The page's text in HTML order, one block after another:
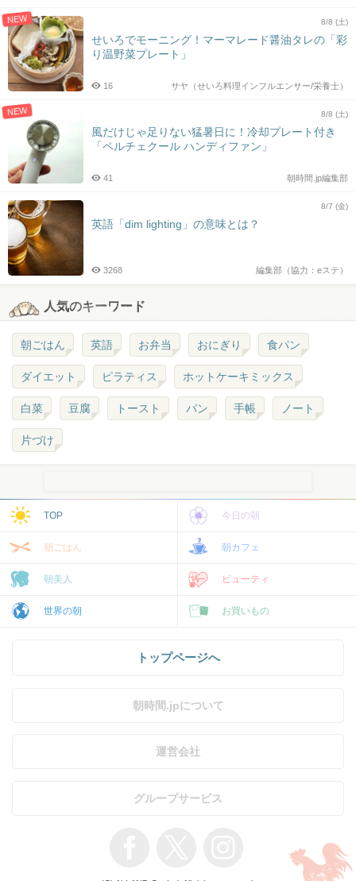
NEW 8/8 (土)
せいろでモーニング！マーマレード醤油タレの「彩
り温野菜プレート」
サヤ（せいろ料理インフルエンサー/栄養士）
16
NEW 8/8 (土)
風だけじゃ足りない猛暑日に！冷却プレート付き
「ペルチェクール ハンディファン」
朝時間.jp編集部
41
8/7 (金)
英語「dim lighting」の意味とは？
編集部（協力：eステ）
3268
人気のキーワード
朝ごはん 英語 お弁当 おにぎり 食パン
ダイエット ピラティス ホットケーキミックス
白菜 豆腐 トースト パン 手帳 ノート
片づけ
TOP 今日の朝
朝ごはん 朝カフェ
朝美人 ビューティ
世界の朝 お買いもの
トップページへ
朝時間.jpについて
運営会社
グループサービス